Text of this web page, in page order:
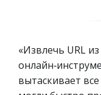
«Извлечь URL
вытаскивает